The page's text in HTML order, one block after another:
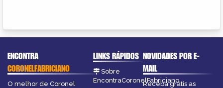
ENCONTRA
CORONELFABRICIANO
O melhor de Coronel
LINKS RÁPIDOS
Sobre
EncontraCoronelFabriciano
NOVIDADES POR E-
MAIL
Receba grátis as